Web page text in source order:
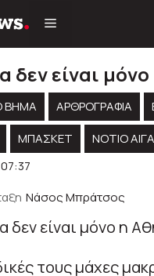
δεν είναι
ΒΗΜΑ ΑΡΘΡΟΓΡΑΦΊΑ
ΜΠΑΣΚΕΤ
ΝΟΤΙΟ
Νάσος Μπράτσος
τους μάχες